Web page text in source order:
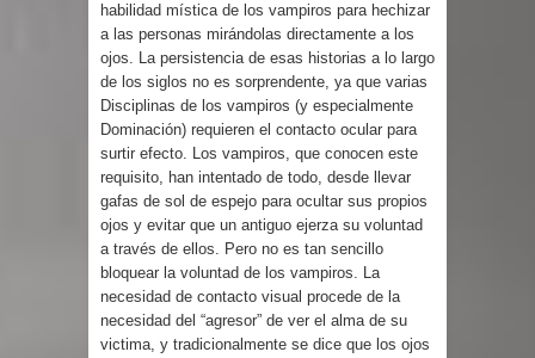
habilidad mística de los vampiros para hechizar
a las personas mirándolas directamente a los
ojos. La persistencia de esas historias a lo largo
de los siglos no es sorprendente, ya que varias
Disciplinas de los vampiros (y especialmente
Dominación) requieren el contacto ocular para
surtir efecto. Los vampiros, que conocen este
requisito, han intentado de todo, desde llevar
gafas de sol de espejo para ocultar sus propios
ojos y evitar que un antiguo ejerza su voluntad
a través de ellos. Pero no es tan sencillo
bloquear la voluntad de los vampiros. La
necesidad de contacto visual procede de la
necesidad del “agresor” de ver el alma de su
victima, y tradicionalmente se dice que los ojos